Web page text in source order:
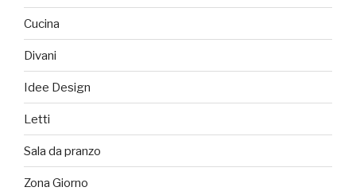
Cucina
Divani
Idee Design
Letti
Sala da pranzo
Zona Giorno